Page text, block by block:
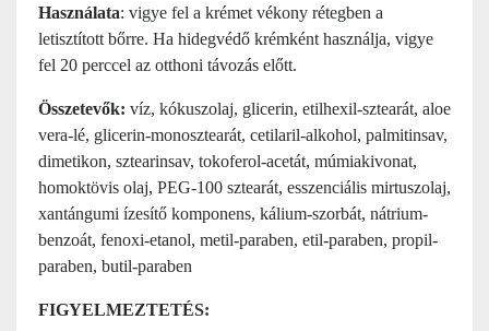
Használata: vigye fel a krémet vékony rétegben a
letisztított bőrre. Ha hidegvédő krémként használja, vigye
fel 20 perccel az otthoni távozás előtt.
Összetevők: víz, kókuszolaj, glicerin, etilhexil-sztearát, aloe
vera-lé, glicerin-monosztearát, cetilaril-alkohol, palmitinsav,
dimetikon, sztearinsav, tokoferol-acetát, múmiakivonat,
homoktövis olaj, PEG-100 sztearát, esszenciális mirtuszolaj,
xantángumi ízesítő komponens, kálium-szorbát, nátrium-
benzoát, fenoxi-etanol, metil-paraben, etil-paraben, propil-
paraben, butil-paraben
FIGYELMEZTETÉS: